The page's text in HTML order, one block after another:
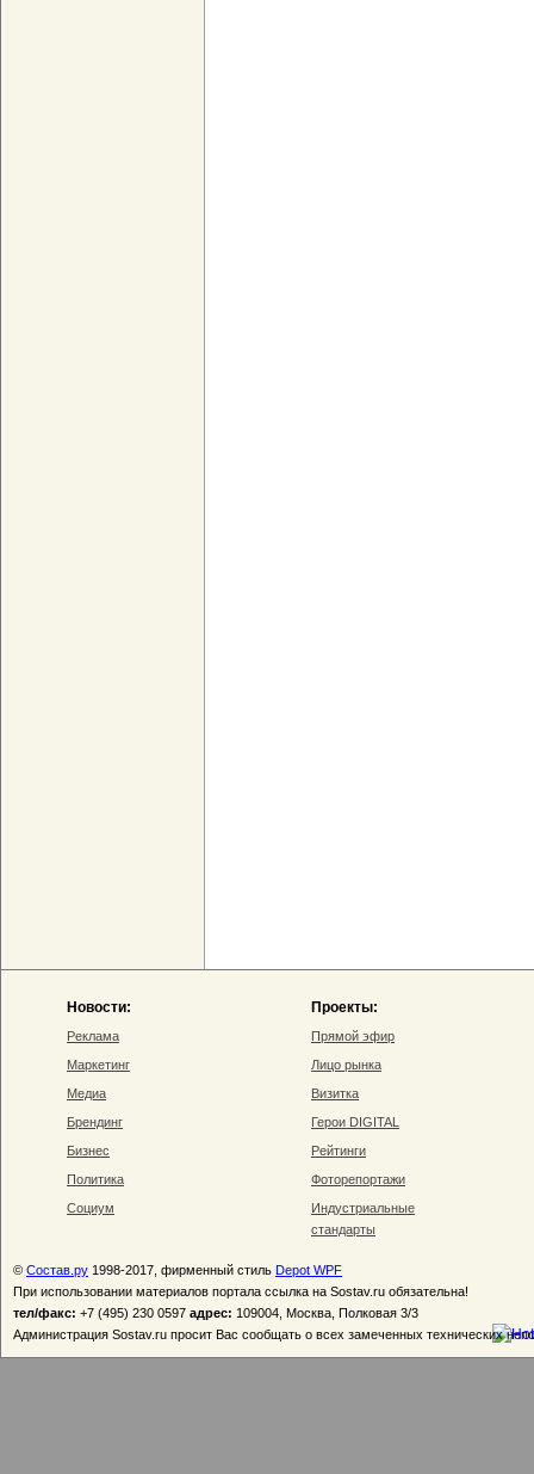
Новости:
Реклама
Маркетинг
Медиа
Брендинг
Бизнес
Политика
Социум
Проекты:
Прямой эфир
Лицо рынка
Визитка
Герои DIGITAL
Рейтинги
Фоторепортажи
Индустриальные
стандарты
© Состав.ру 1998-2017, фирменный стиль Depot WPF
При использовании материалов портала ссылка на Sostav.ru обязательна!
тел/факс: +7 (495) 230 0597 адрес: 109004, Москва, Полковая 3/3
Администрация Sostav.ru просит Вас сообщать о всех замеченных технических